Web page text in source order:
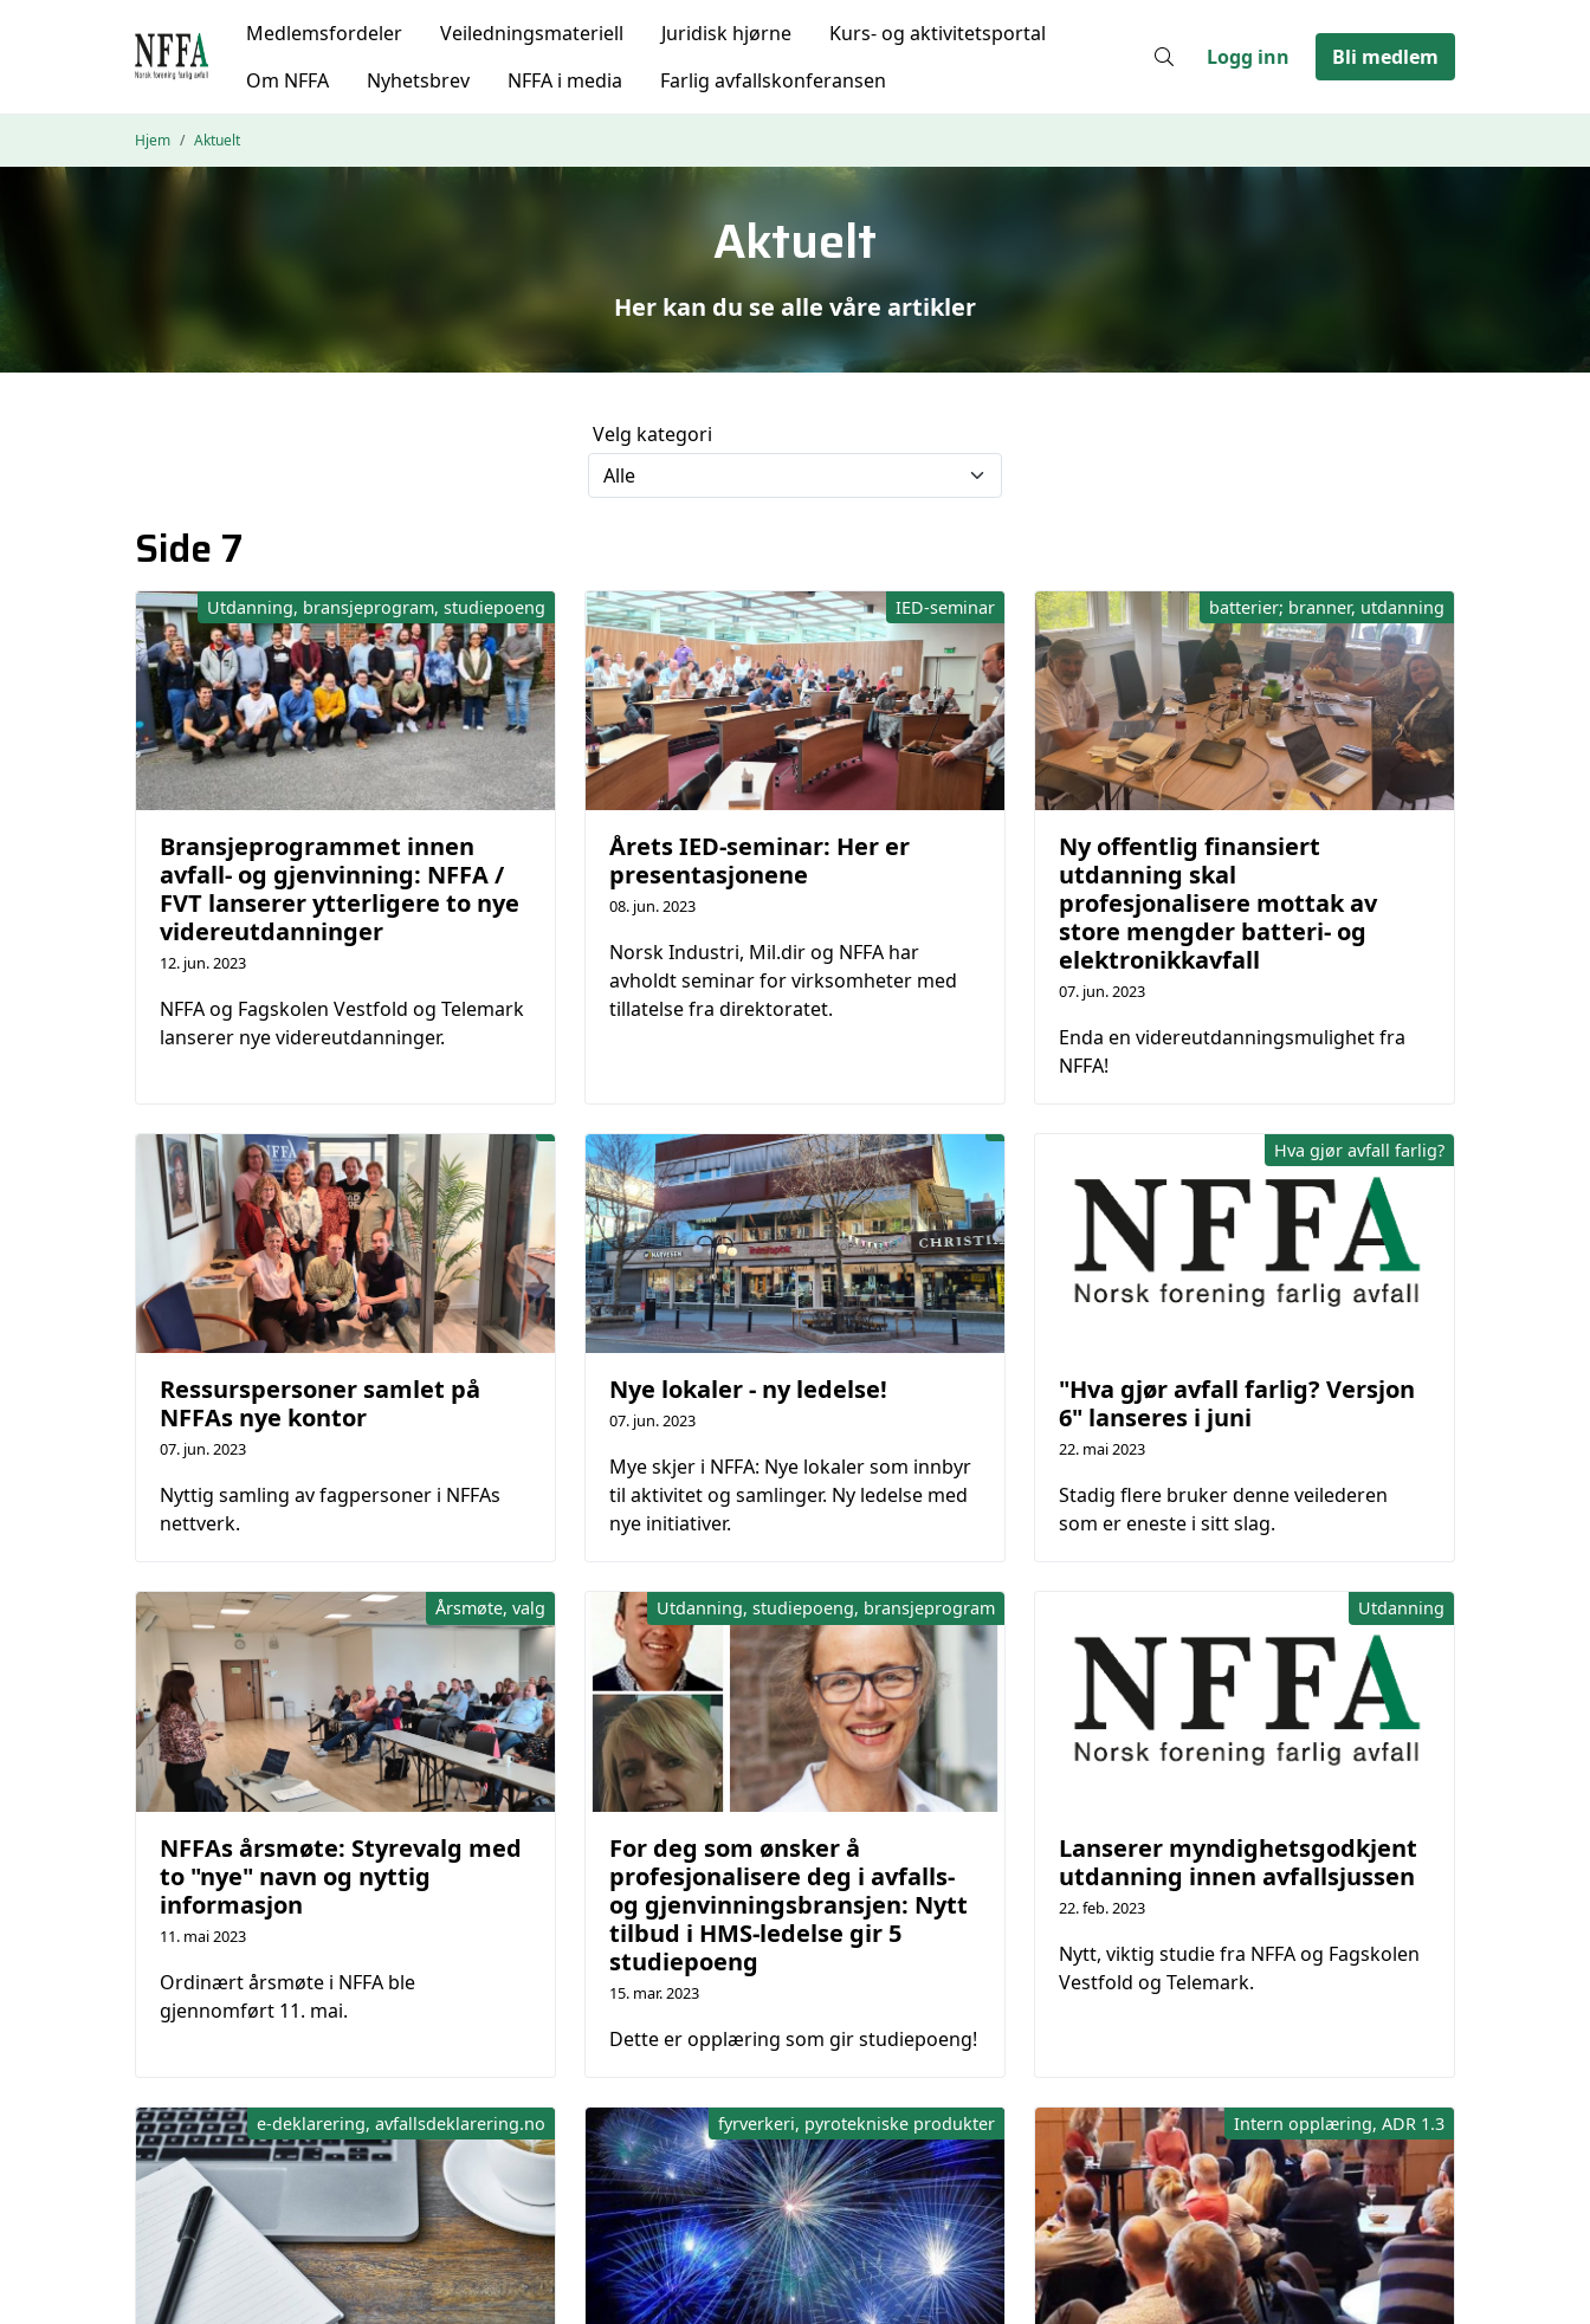
Medlemsfordeler Veiledningsmateriell Juridisk hjørne
Kurs- og aktivitetsportal
Om NFFA
Nyhetsbrev NFFA i media Farlig avfallskonferansen
Logg inn Bli medlem
Hjem Aktuelt
Aktuelt
Her kan du se alle våre artikler
Velg kategori
Side 7
Utdanning, bransjeprogram, studiepoeng
Bransjeprogrammet innen
avfall- og gjenvinning: NFFA /
FVT lanserer ytterligere to nye
videreutdanninger
12. jun. 2023
NFFA og Fagskolen Vestfold og Telemark
lanserer nye videreutdanninger.
IED-seminar
Årets IED-seminar: Her er
presentasjonene
08. jun. 2023
Norsk Industri, Mil.dir og NFFA har
avholdt seminar for virksomheter med
tillatelse fra direktoratet.
batterier; branner, utdanning
Ny offentlig finansiert
utdanning skal
profesjonalisere mottak av
store mengder batteri- og
elektronikkavfall
07. jun. 2023
Enda en videreutdanningsmulighet fra
NFFA!
Ressurspersoner samlet på
NFFAs nye kontor
07. jun. 2023
Nyttig samling av fagpersoner i NFFAs
nettverk.
Nye lokaler - ny ledelse!
07. jun. 2023
Mye skjer i NFFA: Nye lokaler som innbyr
til aktivitet og samlinger. Ny ledelse med
nye initiativer.
Hva gjør avfall farlig?
"Hva gjør avfall farlig? Versjon
6" lanseres i juni
22. mai 2023
Stadig flere bruker denne veilederen
som er eneste i sitt slag.
Årsmøte, valg
NFFAs årsmøte: Styrevalg med
to "nye" navn og nyttig
informasjon
11. mai 2023
Ordinært årsmøte i NFFA ble
gjennomført 11. mai.
Utdanning, studiepoeng, bransjeprogram
For deg som ønsker å
profesjonalisere deg i avfalls-
og gjenvinningsbransjen: Nytt
tilbud i HMS-ledelse gir 5
studiepoeng
15. mar. 2023
Dette er opplæring som gir studiepoeng!
Utdanning
Lanserer myndighetsgodkjent
utdanning innen avfallsjussen
22. feb. 2023
Nytt, viktig studie fra NFFA og Fagskolen
Vestfold og Telemark.
e-deklarering, avfallsdeklarering.no fyrverkeri, pyrotekniske produkter Intern opplæring, ADR 1.3